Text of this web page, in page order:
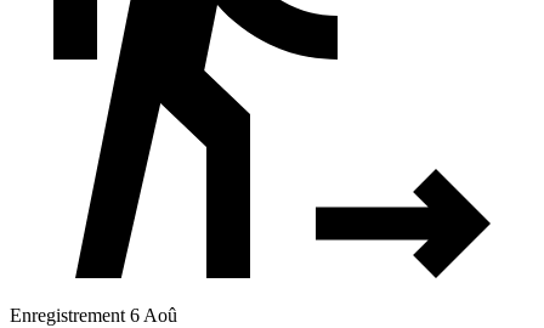
Enregistrement 6 Aoû